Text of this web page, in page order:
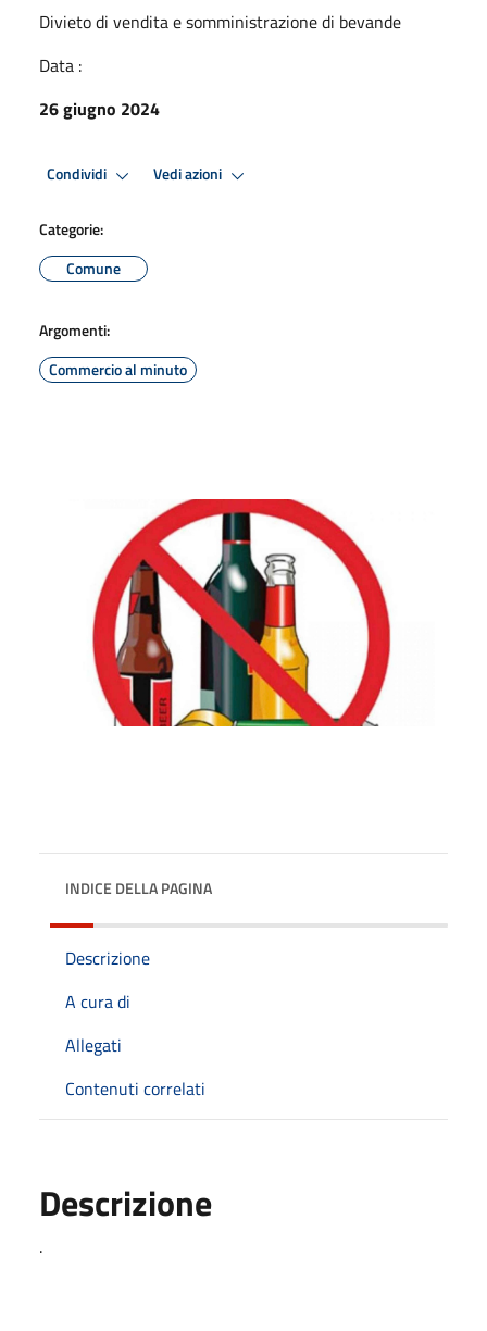
Divieto di vendita e somministrazione di bevande
Data :
26 giugno 2024
Condividi Vedi azioni
Categorie:
Comune
Argomenti:
Commercio al minuto
INDICE DELLA PAGINA
Descrizione
A cura di
Allegati
Contenuti correlati
Descrizione
.